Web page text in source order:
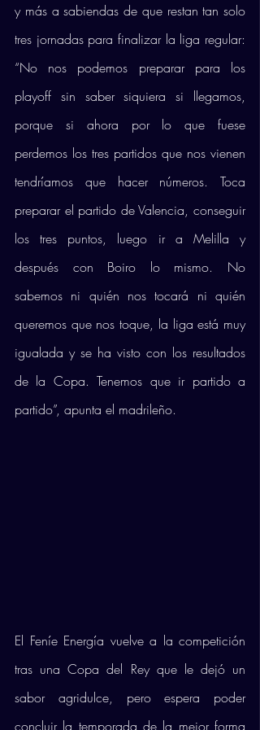
y más a sabiendas de que restan tan solo
tres jornadas para finalizar la liga regular:
“No nos podemos preparar para los
playoff sin saber siquiera si llegamos,
porque si ahora por lo que fuese
perdemos los tres partidos que nos vienen
tendríamos que hacer números. Toca
preparar el partido de Valencia, conseguir
los tres puntos, luego ir a Melilla y
después con Boiro lo mismo. No
sabemos ni quién nos tocará ni quién
queremos que nos toque, la liga está muy
igualada y se ha visto con los resultados
de la Copa. Tenemos que ir partido a
partido”, apunta el madrileño.
El Feníe Energía vuelve a la competición
tras una Copa del Rey que le dejó un
sabor agridulce, pero espera poder
concluir la temporada de la mejor forma